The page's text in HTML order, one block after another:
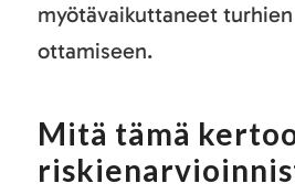
myötävaikuttaneet
ottamiseen.
Mitä tämä